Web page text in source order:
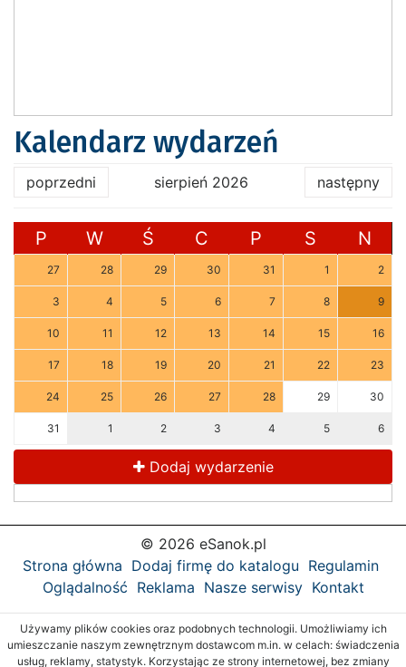
Kalendarz wydarzeń
poprzedni sierpień 2026 następny
P W Ś C P S N
27 28 29 30 31 1 2
3 4 5 6 7 8 9
10 11 12 13 14 15 16
17 18 19 20 21 22 23
24 25 26 27 28 29 30
31 1 2 3 4 5 6
Dodaj wydarzenie
© 2026 eSanok.pl
Strona główna Dodaj firmę do katalogu Regulamin
Oglądalność Reklama Nasze serwisy Kontakt
Używamy plików cookies oraz podobnych technologii. Umożliwiamy ich
umieszczanie naszym zewnętrznym dostawcom m.in. w celach: świadczenia
usług, reklamy, statystyk. Korzystając ze strony internetowej, bez zmiany